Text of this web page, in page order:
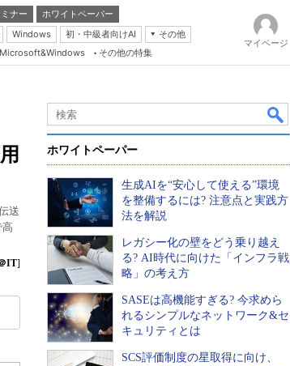
ナー
ホワイトペーパー
Windows 初・中級者向けAI
その他
& Storage
Agile
Expert
＆ OSS
of IP Network
& Trust
& Tools
Microsoft&Windows その他の特集
マイページ
送
高
IT]
ホワイトペーパー
生成AIを“安心して使える”環境
を整備するには? 注意点と実践方
法を解説
レガシー化の壁をどう乗り越え
る? AI時代に向けた「インフラ戦
略」の考え方
SASEは高機能すぎる? 今求めら
れるシンプルなネットワーク&セ
キュリティとは
SCS評価制度の星取得に向け、